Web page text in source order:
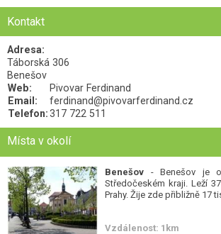
Kontakt
Adresa:
Táborská 306
Benešov
Web:
Pivovar Ferdinand
Email:
ferdinand@pivovarferdinand.cz
Telefon:317 722 511
Místa v okolí
Benešov - Benešov je
Středočeském kraji. Leží
Prahy. Žije zde přibližně 17
Vzdálenost: 1km